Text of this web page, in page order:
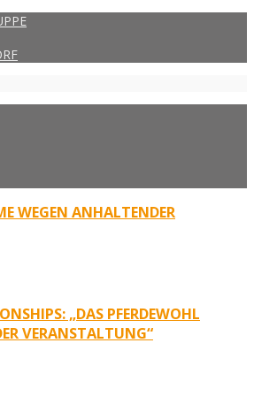
WEGEN ANHALTENDER
„DAS PFERDEWOHL
VERANSTALTUNG“